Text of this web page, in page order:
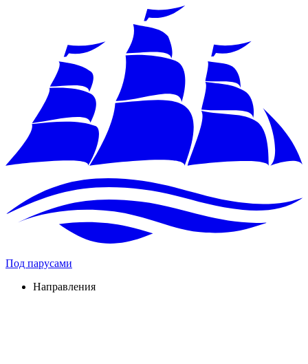
Под парусами
Направления